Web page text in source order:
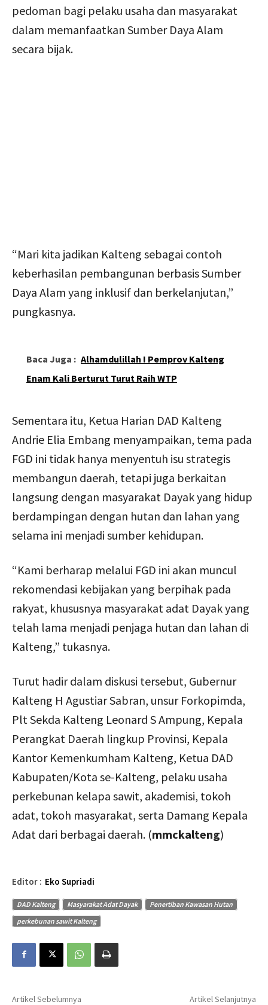
pedoman bagi pelaku usaha dan masyarakat
dalam memanfaatkan Sumber Daya Alam
secara bijak.
“Mari kita jadikan Kalteng sebagai contoh
keberhasilan pembangunan berbasis Sumber
Daya Alam yang inklusif dan berkelanjutan,”
pungkasnya.
Baca Juga : Alhamdulillah ! Pemprov Kalteng
Enam Kali Berturut Turut Raih WTP
Sementara itu, Ketua Harian DAD Kalteng
Andrie Elia Embang menyampaikan, tema pada
FGD ini tidak hanya menyentuh isu strategis
membangun daerah, tetapi juga berkaitan
langsung dengan masyarakat Dayak yang hidup
berdampingan dengan hutan dan lahan yang
selama ini menjadi sumber kehidupan.
“Kami berharap melalui FGD ini akan muncul
rekomendasi kebijakan yang berpihak pada
rakyat, khususnya masyarakat adat Dayak yang
telah lama menjadi penjaga hutan dan lahan di
Kalteng,” tukasnya.
Turut hadir dalam diskusi tersebut, Gubernur
Kalteng H Agustiar Sabran, unsur Forkopimda,
Plt Sekda Kalteng Leonard S Ampung, Kepala
Perangkat Daerah lingkup Provinsi, Kepala
Kantor Kemenkumham Kalteng, Ketua DAD
Kabupaten/Kota se-Kalteng, pelaku usaha
perkebunan kelapa sawit, akademisi, tokoh
adat, tokoh masyarakat, serta Damang Kepala
Adat dari berbagai daerah. (mmckalteng)
Editor : Eko Supriadi
DAD Kalteng Masyarakat Adat Dayak
Penertiban Kawasan Hutan
perkebunan sawit Kalteng
Artikel Sebelumnya Artikel Selanjutnya